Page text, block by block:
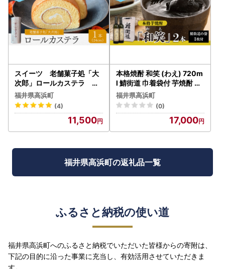
スイーツ 老舗菓子処「大
次郎」ロールカステラ バ
タークリーム ロールカス
テラ プレーン ギフト
福井県高浜町
(4)
11,500
本格焼酎 和笑 (わえ) 720m
l 鯖街道 巾着袋付 芋焼酎 お
酒 地酒 福井県 簡易包装
福井県高浜町
(0)
17,000
福井県高浜町の返礼品一覧
ふるさと納税の使い道
福井県高浜町へのふるさと納税でいただいた皆様からの寄附は、
下記の目的に沿った事業に充当し、有効活用させていただきま